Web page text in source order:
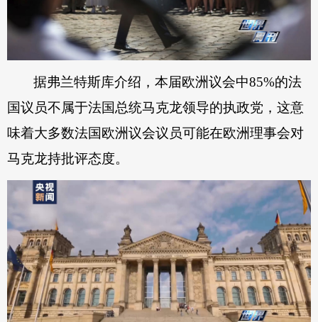
据弗兰特斯库介绍，本届欧洲议会中85%的法
国议员不属于法国总统马克龙领导的执政党，这意
味着大多数法国欧洲议会议员可能在欧洲理事会对
马克龙持批评态度。